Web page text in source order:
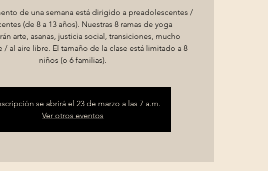
de una semana está dirigido a preadolescentes /
(de 8 a 13 años). Nuestras 8 ramas de yoga
arte, asanas, justicia social, transiciones, mucho
al aire libre. El tamaño de la clase está limitado a 8
niños (o 6 familias).
se abrirá el 23 de marzo a las 7 a.m.
Ver otros eventos